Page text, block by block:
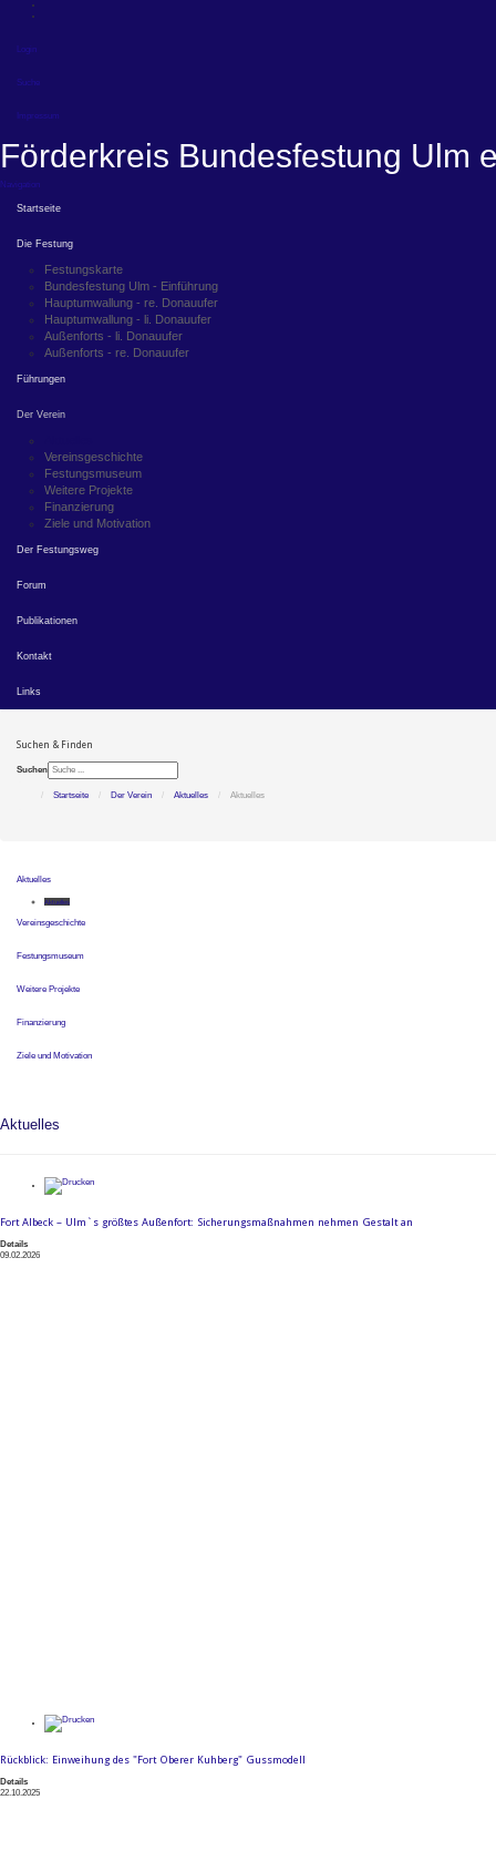
Login
Suche
Impressum
Förderkreis Bundesfestung Ulm
Navigation
Startseite
Die Festung
Festungskarte
Bundesfestung Ulm - Einführung
Hauptumwallung - re. Donauufer
Hauptumwallung - li. Donauufer
Außenforts - li. Donauufer
Außenforts - re. Donauufer
Führungen
Der Verein
Vereinsgeschichte
Festungsmuseum
Weitere Projekte
Finanzierung
Ziele und Motivation
Der Festungsweg
Forum
Publikationen
Kontakt
Links
Suchen & Finden
Suchen
Startseite Der Verein Aktuelles Aktuelles
Aktuelles
Aktuelles
Vereinsgeschichte
Festungsmuseum
Weitere Projekte
Finanzierung
Ziele und Motivation
Aktuelles
Fort Albeck – Ulm`s größtes Außenfort: Sicherungsmaßnahmen nehmen Gestalt an
Details
09.02.2026
Rückblick: Einweihung des "Fort Oberer Kuhberg" Gussmodell
Details
22.10.2025